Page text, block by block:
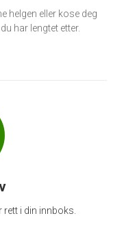
helgen eller kose deg
har lengtet etter.
i din innboks.